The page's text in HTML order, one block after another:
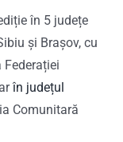
în 5 județe
și Brașov, cu
în județul
Comunitară